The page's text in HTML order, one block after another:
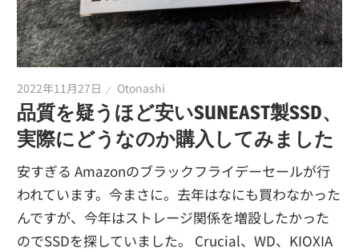
2022年11月27日 Otonashi
品質を疑うほど安いSUNEAST製SSD、
実際にどうなのか購入してみました
安すぎる Amazonのブラックフライデーセールが行
われています。今まさに。去年はなにも買わなかった
んですが、今年はストレージ関係を増設したかった
のでSSDを探していました。 Crucial、WD、KIOXIA